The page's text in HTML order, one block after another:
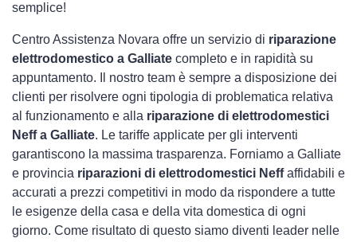
semplice!
Centro Assistenza Novara offre un servizio di riparazione
elettrodomestico a Galliate completo e in rapidità su
appuntamento. Il nostro team è sempre a disposizione dei
clienti per risolvere ogni tipologia di problematica relativa
al funzionamento e alla riparazione di elettrodomestici
Neff a Galliate. Le tariffe applicate per gli interventi
garantiscono la massima trasparenza. Forniamo a Galliate
e provincia riparazioni di elettrodomestici Neffaffidabili e
accurati a prezzi competitivi in modo da rispondere a tutte
le esigenze della casa e della vita domestica di ogni
giorno. Come risultato di questo siamo diventi leader nelle